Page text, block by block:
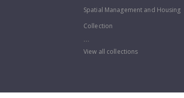
Spatial Management and Housing
Collection
...
View all collections